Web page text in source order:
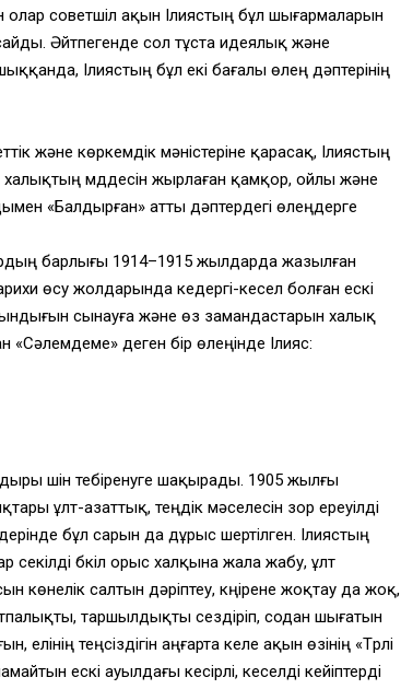
советшіл ақын Ілиястың бұл шығармаларын
Әйтпегенде сол тұста идеялық және
Ілиястың бұл екі бағалы өлең дәптерінің
және көркемдік мәністеріне қарасақ, Ілиястың
мүддесін жырлаған қамқор, ойлы және
«Балдырған» атты дәптердегі өлеңдерге
барлығы 1914–1915 жылдарда жазылған
өсу жолдарында кедергі-кесел болған ескі
сынауға және өз замандастарын халық
«Сәлемдеме» деген бір өлеңінде Ілияс:
үшін тебіренуге шақырады. 1905 жылғы
ұлт-азаттық, теңдік мәселесін зор ереуілді
бұл сарын да дұрыс шертілген. Ілиястың
бүкіл орыс халқына жала жабу, ұлт
салтын дәріптеу, күңірене жоқтау да жоқ,
таршылдықты сездіріп, содан шығатын
теңсіздігін аңғарта келе ақын өзінің «Түрлі
ескі ауылдағы кесірлі, кеселді кейіптерді